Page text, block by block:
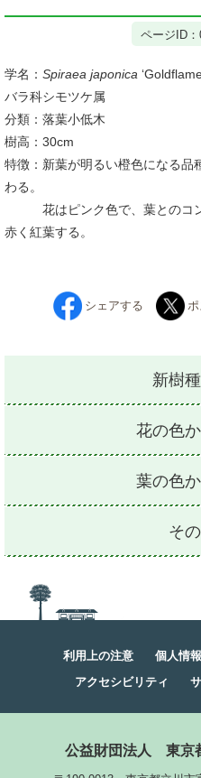
ページID：
学名： Spiraea japonica
バラ科シモツケ属
分類：落葉小低木
樹高：30cm
特徴：新葉が明るい橙色になる品
わる。
花はピンク色で、葉とのコン
赤く紅葉する。
シェアする
新樹
花の色
葉の色
そ
利用上の注意 個人情
アクセシビリティ
公益財団法人 東京